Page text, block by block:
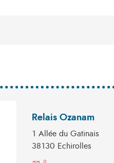
Relais Ozanam
1 Allée du Gatinais
38130 Echirolles